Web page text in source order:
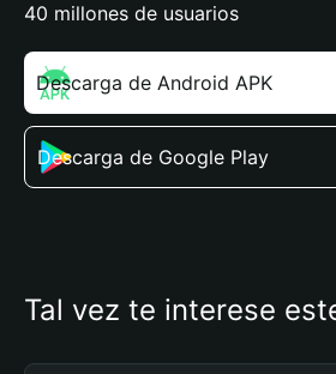
40 millones de usuarios
Descarga de Android APK
Descarga de Google Play
Tal vez te interese